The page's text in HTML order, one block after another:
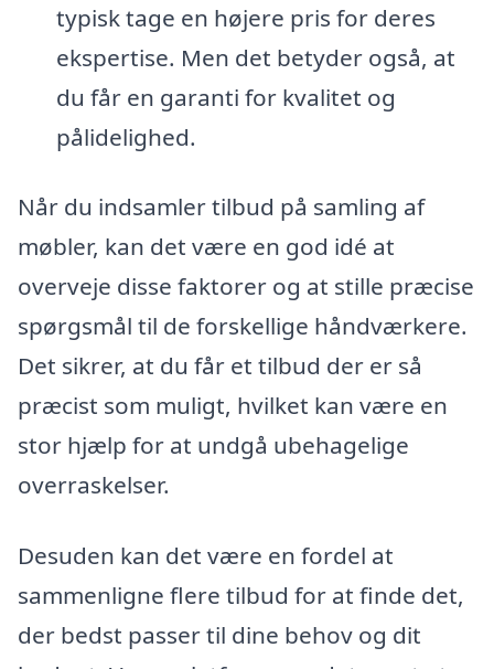
typisk tage en højere pris for deres
ekspertise. Men det betyder også, at
du får en garanti for kvalitet og
pålidelighed.
Når du indsamler tilbud på samling af
møbler, kan det være en god idé at
overveje disse faktorer og at stille præcise
spørgsmål til de forskellige håndværkere.
Det sikrer, at du får et tilbud der er så
præcist som muligt, hvilket kan være en
stor hjælp for at undgå ubehagelige
overraskelser.
Desuden kan det være en fordel at
sammenligne flere tilbud for at finde det,
der bedst passer til dine behov og dit